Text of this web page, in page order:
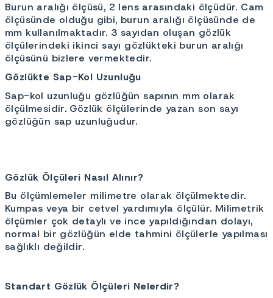
Burun aralığı ölçüsü, 2 lens arasındaki ölçüdür. Cam
ölçüsünde olduğu gibi, burun aralığı ölçüsünde de
mm kullanılmaktadır. 3 sayıdan oluşan gözlük
ölçülerindeki ikinci sayı gözlükteki burun aralığı
ölçüsünü bizlere vermektedir.
Gözlükte Sap-Kol Uzunluğu
Sap-kol uzunluğu gözlüğün sapının mm olarak
ölçülmesidir. Gözlük ölçülerinde yazan son sayı
gözlüğün sap uzunluğudur.
Gözlük Ölçüleri Nasıl Alınır?
Bu ölçümlemeler milimetre olarak ölçülmektedir.
Kumpas veya bir cetvel yardımıyla ölçülür. Milimetrik
ölçümler çok detaylı ve ince yapıldığından dolayı,
normal bir gözlüğün elde tahmini ölçülerle yapılması
sağlıklı değildir.
Standart Gözlük Ölçüleri Nelerdir?